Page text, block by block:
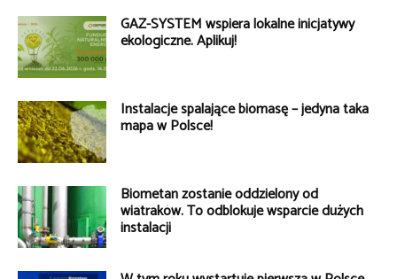
GAZ-SYSTEM wspiera lokalne inicjatywy
ekologiczne. Aplikuj!
Instalacje spalające biomasę – jedyna taka
mapa w Polsce!
Biometan zostanie oddzielony od
wiatraków. To odblokuje wsparcie dużych
instalacji